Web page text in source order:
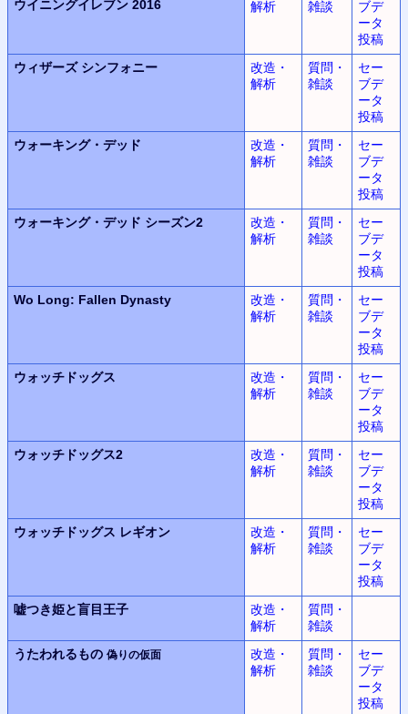
ウイニングイレブン 2016 解析 雑談
ブデ
ータ
投稿
ウィザーズ シンフォニー
改造・
解析
質問・
雑談
セー
ブデ
ータ
投稿
ウォーキング・デッド
改造・
解析
質問・
雑談
セー
ブデ
ータ
投稿
ウォーキング・デッド シーズン2
改造・
解析
質問・
雑談
セー
ブデ
ータ
投稿
Wo Long: Fallen Dynasty
改造・
解析
質問・
雑談
セー
ブデ
ータ
投稿
ウォッチドッグス
改造・
解析
質問・
雑談
セー
ブデ
ータ
投稿
ウォッチドッグス2
改造・
解析
質問・
雑談
セー
ブデ
ータ
投稿
ウォッチドッグス レギオン
改造・
解析
質問・
雑談
セー
ブデ
ータ
投稿
嘘つき姫と盲目王子
改造・
解析
質問・
雑談
うたわれるもの 偽りの仮面
改造・
解析
質問・
雑談
セー
ブデ
ータ
投稿